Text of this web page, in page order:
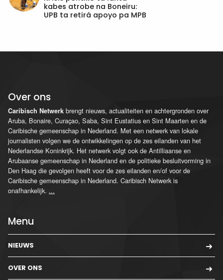
kabes atrobe na Boneiru:
UPB ta retirá apoyo pa MPB
Over ons
Caribisch Netwerk brengt nieuws, actualiteiten en achtergronden over
Aruba, Bonaire, Curaçao, Saba, Sint Eustatius en Sint Maarten en de
Caribische gemeenschap in Nederland. Met een netwerk van lokale
journalisten volgen we de ontwikkelingen op de zes eilanden van het
Nederlandse Koninkrijk. Het netwerk volgt ook de Antilliaanse en
Arubaanse gemeenschap in Nederland en de politieke besluitvorming in
Den Haag die gevolgen heeft voor de zes eilanden en/of voor de
Caribische gemeenschap in Nederland. Caribisch Netwerk is
onafhankelijk. ...
Menu
NIEUWS
OVER ONS